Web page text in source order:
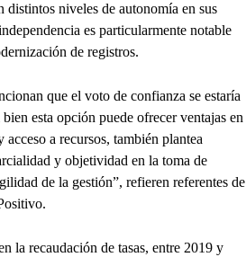
distintos niveles de autonomía en sus
es particularmente notable
de registros.
que el voto de confianza se estaría
esta opción puede ofrecer ventajas en
a recursos, también plantea
y objetividad en la toma de
de la gestión”, refieren referentes de
la recaudación de tasas, entre 2019 y